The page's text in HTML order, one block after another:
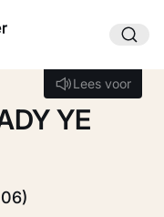
Lees voor
Lees voor
YE